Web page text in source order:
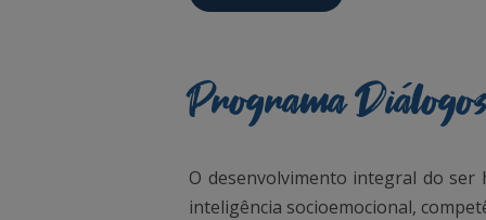
Programa
O desenvolvimento integral do
inteligência socioemocional,